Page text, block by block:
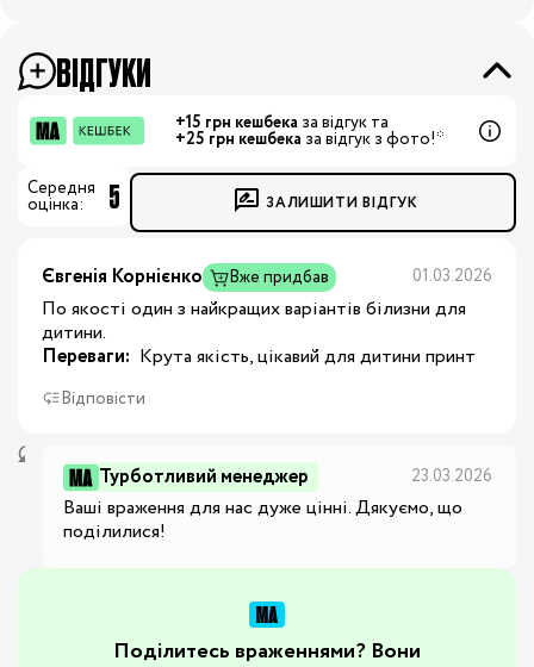
ВІДГУКИ
+15 грн кешбека за відгук та
+25 грн кешбека за відгук з фото!*
Середня
оцінка: 5 ЗАЛИШИТИ ВІДГУК
Євгенія Корнієнко Вже придбав 01.03.2026
По якості один з найкращих варіантів білизни для
дитини.
Переваги: Крута якість, цікавий для дитини принт
Відповісти
Турботливий менеджер 23.03.2026
Ваші враження для нас дуже цінні. Дякуємо, що
поділилися!
Поділитесь враженнями? Вони